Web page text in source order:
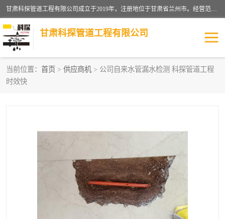
甘肃科探管道工程有限公司成立于2019年，注册地位于甘肃省兰州市。经营范围包括管道安装、清洗、疏通、维修、检测，防水工程，工程钻孔，化粪池清理，暖气安装，给排水管道安装维修，室内外管道如消防、供水、供热管道漏水检测定位，室内外防水堵漏等。
甘肃科探管道工程有限公司
当前位置： 首页 > 供应商机 > 公司自来水管漏水检测 科探管道工程
时效快
管道安装维修
自来水管漏水 管道疏通